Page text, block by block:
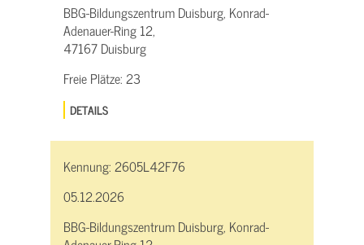
BBG-Bildungszentrum Duisburg, Konrad-
Adenauer-Ring 12,
47167 Duisburg
Freie Plätze:23
DETAILS
Kennung:2605L42F76
05.12.2026
BBG-Bildungszentrum Duisburg, Konrad-